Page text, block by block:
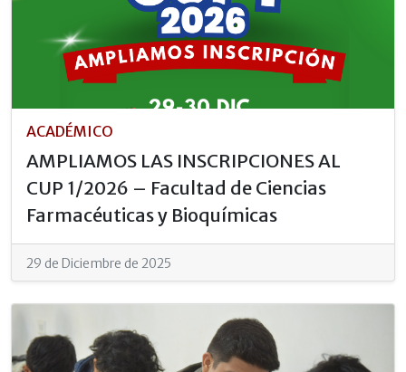
ACADÉMICO
AMPLIAMOS LAS INSCRIPCIONES AL
CUP 1/2026 – Facultad de Ciencias
Farmacéuticas y Bioquímicas
29 de Diciembre de 2025